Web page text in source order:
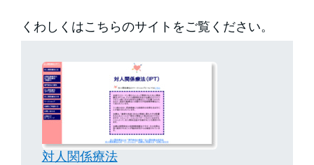
くわしくはこちらのサイトをご覧ください。
対人関係療法